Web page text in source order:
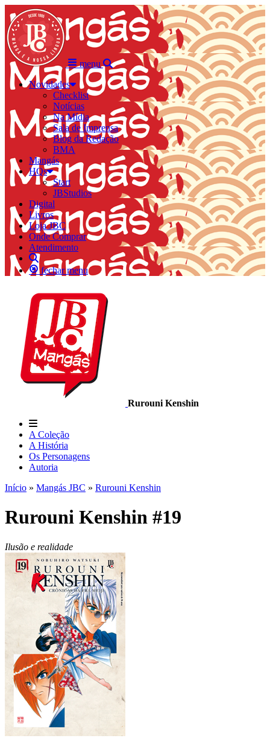
menu
Novidades
Checklist
Notícias
Na Mídia
Sala de Imprensa
Blog da Redação
BMA
Mangás
HQs
Start
JBStudios
Digital
Livros
Loja JBC
Onde Comprar
Atendimento
fechar menu
Rurouni Kenshin
A Coleção
A História
Os Personagens
Autoria
Início » Mangás JBC » Rurouni Kenshin
Rurouni Kenshin #19
Ilusão e realidade